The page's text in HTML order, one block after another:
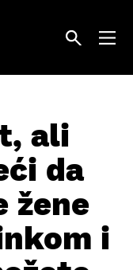
ali
da
žene
i